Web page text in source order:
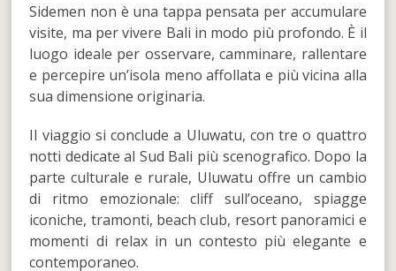
Sidemen non è una tappa pensata per accumulare
visite, ma per vivere Bali in modo più profondo. È il
luogo ideale per osservare, camminare, rallentare
e percepire un’isola meno affollata e più vicina alla
sua dimensione originaria.
Il viaggio si conclude a Uluwatu, con tre o quattro
notti dedicate al Sud Bali più scenografico. Dopo la
parte culturale e rurale, Uluwatu offre un cambio
di ritmo emozionale: cliff sull’oceano, spiagge
iconiche, tramonti, beach club, resort panoramici e
momenti di relax in un contesto più elegante e
contemporaneo.